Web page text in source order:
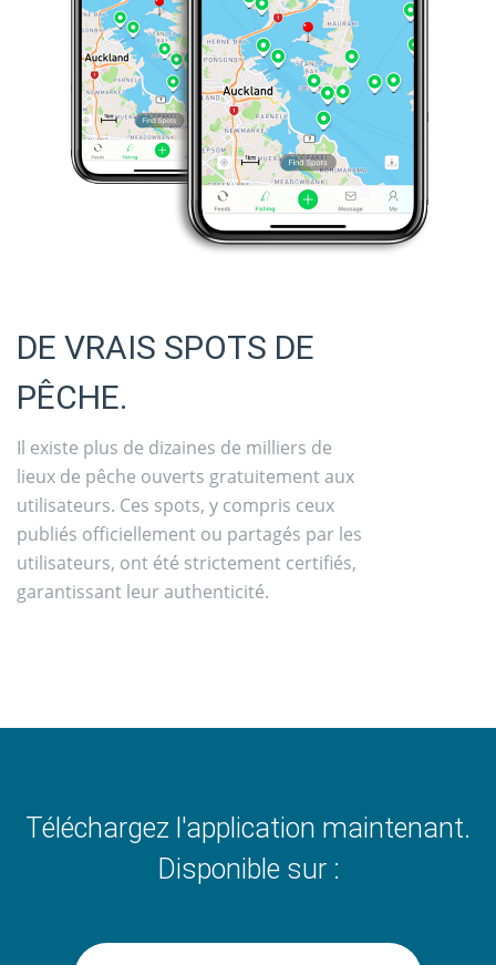
DE VRAIS SPOTS DE
PÊCHE.
Il existe plus de dizaines de milliers de
lieux de pêche ouverts gratuitement aux
utilisateurs. Ces spots, y compris ceux
publiés officiellement ou partagés par les
utilisateurs, ont été strictement certifiés,
garantissant leur authenticité.
Téléchargez l'application maintenant.
Disponible sur :